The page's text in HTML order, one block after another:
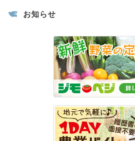
お知らせ